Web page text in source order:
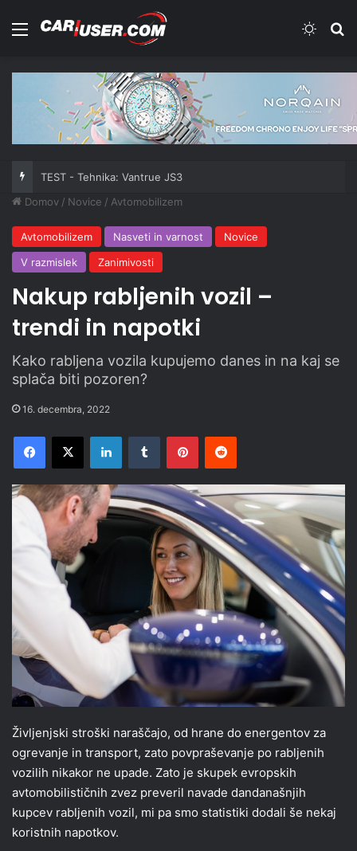
Meni
TEST - Tehnika: Vantrue JS3
Domov / Novice / Avtomobilizem
Avtomobilizem Nasveti in varnost
Novice
V razmislek
Zanimivosti
Nakup rabljenih vozil –
trendi in napotki
Kako rabljena vozila kupujemo danes in na kaj se
splača biti pozoren?
16. decembra, 2022
Facebook
X LinkedInTumblr PinterestReddit
Življenjski stroški naraščajo, od hrane do energentov za
ogrevanje in transport, zato povpraševanje po rabljenih
vozilih nikakor ne upade. Zato je skupek evropskih
avtomobilističnih zvez preveril navade dandanašnjih
kupcev rabljenih vozil, mi pa smo statistiki dodali še nekaj
koristnih napotkov.